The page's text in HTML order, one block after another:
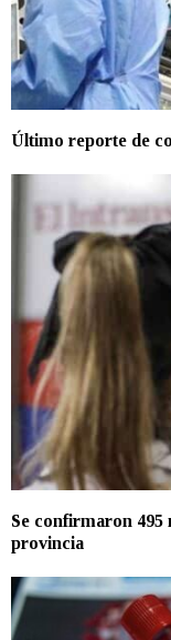
Último reporte de
Se confirmaron 495
provincia